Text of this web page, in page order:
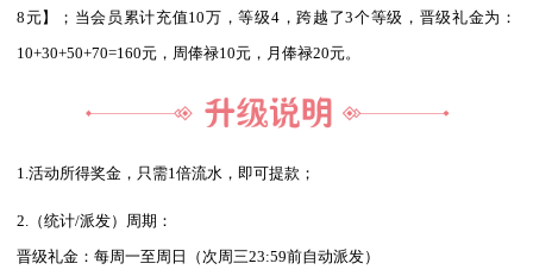
8元】；当会员累计充值10万，等级4，跨越了3个等级，晋级礼金为：
10+30+50+70=160元，周俸禄10元，月俸禄20元。
1.活动所得奖金，只需1倍流水，即可提款；
2.（统计/派发）周期：
晋级礼金：每周一至周日（次周三23:59前自动派发）